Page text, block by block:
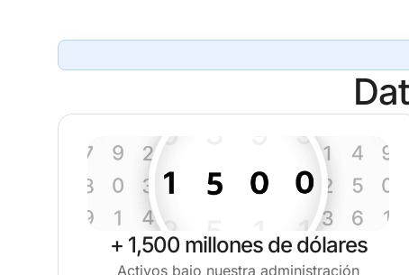
+ 1,500 millones de dólares
Activos bajo nuestra administración